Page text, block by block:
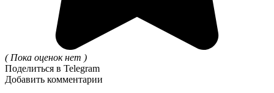
( Пока оценок нет )
Поделиться в Telegram
Добавить комментарии